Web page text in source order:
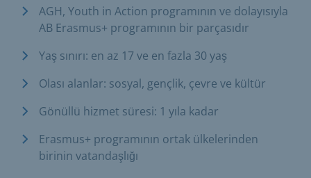
AGH, Youth in Action programının ve dolayısıyla
AB Erasmus+ programının bir parçasıdır
Yaş sınırı: en az 17 ve en fazla 30 yaş
Olası alanlar: sosyal, gençlik, çevre ve kültür
Gönüllü hizmet süresi: 1 yıla kadar
Erasmus+ programının ortak ülkelerinden
birinin vatandaşlığı